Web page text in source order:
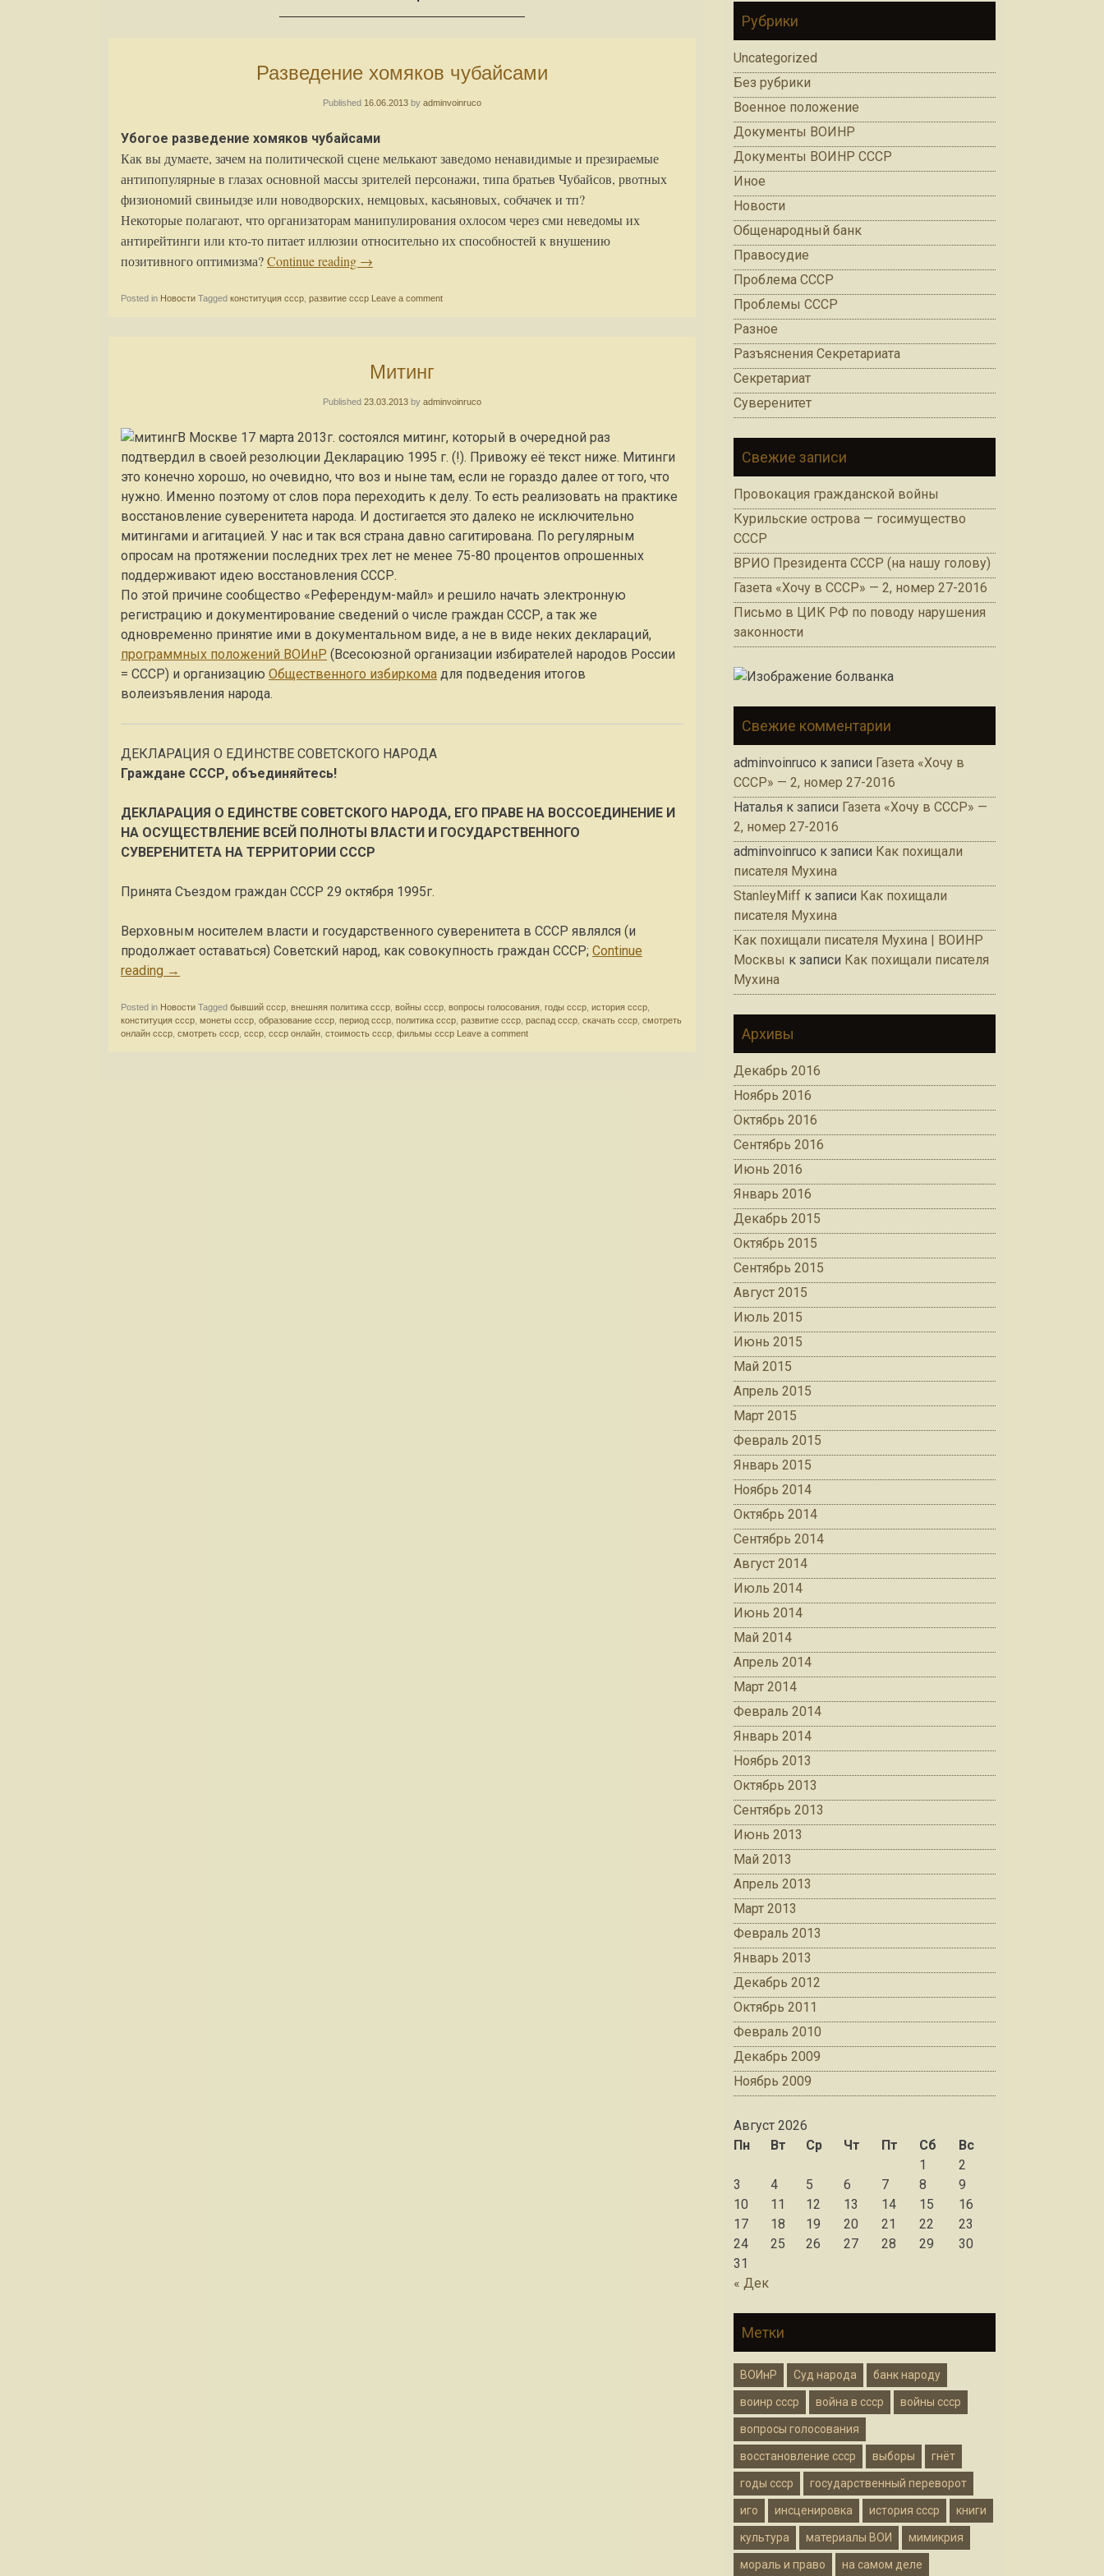
Разведение хомяков чубайсами
Published 16.06.2013 by adminvoinruco
Убогое разведение хомяков чубайсами
Как вы думаете, зачем на политической сцене мелькают заведомо ненавидимые и презираемые
антипопулярные в глазах основной массы зрителей персонажи, типа братьев Чубайсов, рвотных
физиономий свиньидзе или новодворских, немцовых, касьяновых, собчачек и тп?
Некоторые полагают, что организаторам манипулирования охлосом через сми неведомы их
антирейтинги или кто-то питает иллюзии относительно их способностей к внушению
позитивного оптимизма?Continue reading →
Posted in Новости Tagged конституция ссср развитие ссср Leave a comment
Митинг
Published 23.03.2013 by adminvoinruco
В Москве 17 марта 2013г. состоялся митинг, который в очередной раз
подтвердил в своей резолюции Декларацию 1995 г. (!). Привожу её текст ниже. Митинги
это конечно хорошо, но очевидно, что воз и ныне там, если не гораздо далее от того, что
нужно. Именно поэтому от слов пора переходить к делу. То есть реализовать на практике
восстановление суверенитета народа. И достигается это далеко не исключительно
митингами и агитацией. У нас и так вся страна давно сагитирована. По регулярным
опросам на протяжении последних трех лет не менее 75-80 процентов опрошенных
поддерживают идею восстановления СССР.
По этой причине сообщество «Референдум-майл» и решило начать электронную
регистрацию и документирование сведений о числе граждан СССР, а так же
одновременно принятие ими в документальном виде, а не в виде неких деклараций,
программных положений ВОИнР (Всесоюзной организации избирателей народов России
= СССР) и организацию Общественного избиркома для подведения итогов
волеизъявления народа.
ДЕКЛАРАЦИЯ О ЕДИНСТВЕ СОВЕТСКОГО НАРОДА
Граждане СССР, объединяйтесь!
ДЕКЛАРАЦИЯ О ЕДИНСТВЕ СОВЕТСКОГО НАРОДА, ЕГО ПРАВЕ НА ВОССОЕДИНЕНИЕ И
НА ОСУЩЕСТВЛЕНИЕ ВСЕЙ ПОЛНОТЫ ВЛАСТИ И ГОСУДАРСТВЕННОГО
СУВЕРЕНИТЕТА НА ТЕРРИТОРИИ СССР
Принята Съездом граждан СССР 29 октября 1995г.
Верховным носителем власти и государственного суверенитета в СССР являлся (и
продолжает оставаться) Советский народ, как совокуп­ность граждан СССР; Continue
reading →
Posted in Новости Tagged бывший ссср внешняя политика ссср войны ссср вопросы голосования годы ссср история ссср
конституция ссср монеты ссср образование ссср период ссср политика ссср развитие ссср распад ссср скачать ссср смотреть
онлайн ссср смотреть ссср ссср ссср онлайн стоимость ссср фильмы ссср Leave a comment
Рубрики
Uncategorized
Без рубрики
Военное положение
Документы ВОИНР
Документы ВОИНР СССР
Иное
Новости
Общенародный банк
Правосудие
Проблема СССР
Проблемы СССР
Разное
Разъяснения Секретариата
Секретариат
Суверенитет
Свежие записи
Провокация гражданской войны
Курильские острова — госимущество
СССР
ВРИО Президента СССР (на нашу голову)
Газета «Хочу в СССР» — 2, номер 27-2016
Письмо в ЦИК РФ по поводу нарушения
законности
Свежие комментарии
adminvoinruco к записи Газета «Хочу в
СССР» — 2, номер 27-2016
Наталья к записи Газета «Хочу в СССР» —
2, номер 27-2016
adminvoinruco к записи Как похищали
писателя Мухина
StanleyMiff к записи Как похищали
писателя Мухина
Как похищали писателя Мухина | ВОИНР
Москвы к записи Как похищали писателя
Мухина
Архивы
Декабрь 2016
Ноябрь 2016
Октябрь 2016
Сентябрь 2016
Июнь 2016
Январь 2016
Декабрь 2015
Октябрь 2015
Сентябрь 2015
Август 2015
Июль 2015
Июнь 2015
Май 2015
Апрель 2015
Март 2015
Февраль 2015
Январь 2015
Ноябрь 2014
Октябрь 2014
Сентябрь 2014
Август 2014
Июль 2014
Июнь 2014
Май 2014
Апрель 2014
Март 2014
Февраль 2014
Январь 2014
Ноябрь 2013
Октябрь 2013
Сентябрь 2013
Июнь 2013
Май 2013
Апрель 2013
Март 2013
Февраль 2013
Январь 2013
Декабрь 2012
Октябрь 2011
Февраль 2010
Декабрь 2009
Ноябрь 2009
Август 2026
Пн
Вт Ср Чт Пт Сб Вс
« Дек
1
2
3
4 5 6 7 8
9
10
11 12 13 14 15
16
17
18 19 20 21 22
23
24
25 26 27 28 29
30
31
Метки
ВОИнР Суд народа банк народу
воинр ссср война в ссср войны ссср
вопросы голосования
восстановление ссср выборы гнёт
годы ссср государственный переворот
иго инсценировка история ссср книги
культура материалы ВОИ мимикрия
мораль и право на самом деле